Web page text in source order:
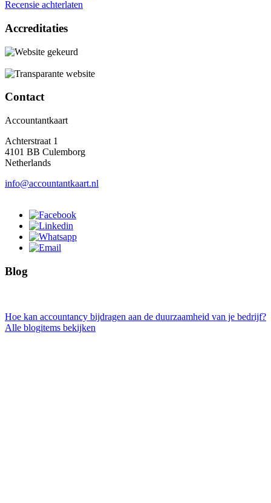
Recensie achterlaten
Accreditaties
Contact
Accountantkaart
Achterstraat 1
4101 BB Culemborg
Netherlands
info@accountantkaart.nl
Blog
Hoe kan accountancy bijdragen aan de duurzaamheid van je bedrijf?
Alle blogitems bekijken